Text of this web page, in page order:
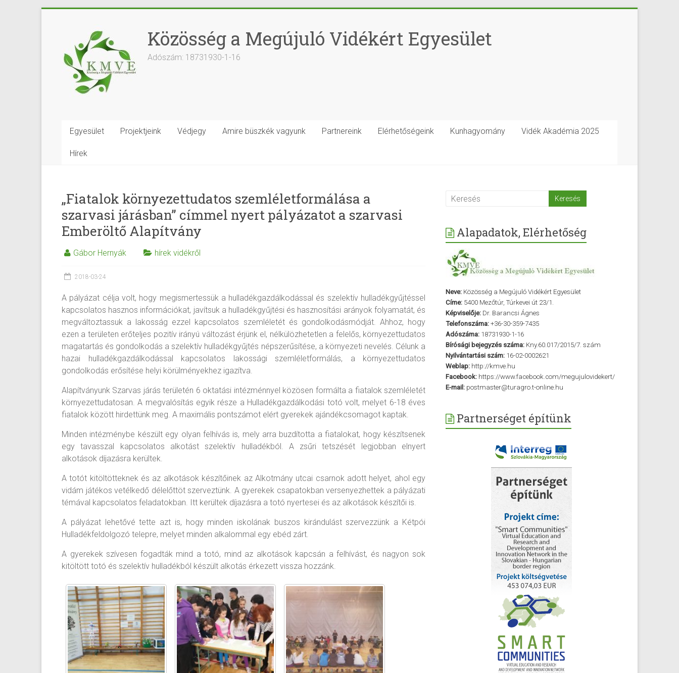
Közösség a Megújuló Vidékért Egyesület
Adószám: 18731930-1-16
Egyesület Projektjeink Védjegy Amire büszkék vagyunk Partnereink Elérhetőségeink Kunhagyomány Vidék Akadémia 2025
Hírek
„Fiatalok környezettudatos szemléletformálása a
szarvasi járásban” címmel nyert pályázatot a szarvasi
Emberöltő Alapítvány
Gábor Hernyák hírek vidékről
2018-03-24
A pályázat célja volt, hogy megismertessük a hulladékgazdálkodással és szelektív hulladékgyűjtéssel
kapcsolatos hasznos információkat, javítsuk a hulladékgyűjtési és hasznosítási arányok folyamatát, és
megváltoztassuk a lakosság ezzel kapcsolatos szemléletét és gondolkodásmódját. Ahhoz, hogy
ezen a területen erőteljes pozitív irányú változást érjünk el, nélkülözhetetlen a felelős, környezettudatos
magatartás és gondolkodás a szelektív hulladékgyűjtés népszerűsítése, a környezeti nevelés. Célunk a
hazai hulladékgazdálkodással kapcsolatos lakossági szemléletformálás, a környezettudatos
gondolkodás erősítése helyi körülményekhez igazítva.
Alapítványunk Szarvas járás területén 6 oktatási intézménnyel közösen formálta a fiatalok szemléletét
környezettudatosan. A megvalósítás egyik része a Hulladékgazdálkodási totó volt, melyet 6-18 éves
fiatalok között hirdettünk meg. A maximális pontszámot elért gyerekek ajándékcsomagot kaptak.
Minden intézménybe készült egy olyan felhívás is, mely arra buzdította a fiatalokat, hogy készítsenek
egy tavasszal kapcsolatos alkotást szelektív hulladékból. A zsűri tetszését legjobban elnyert
alkotások díjazásra kerültek.
A totót kitöltötteknek és az alkotások készítőinek az Alkotmány utcai csarnok adott helyet, ahol egy
vidám játékos vetélkedő délelőttöt szerveztünk. A gyerekek csapatokban versenyezhettek a pályázati
témával kapcsolatos feladatokban. Itt kerültek díjazásra a totó nyertesei és az alkotások készítői is.
A pályázat lehetővé tette azt is, hogy minden iskolának buszos kirándulást szervezzünk a Kétpói
Hulladékfeldolgozó telepre, melyet minden alkalommal egy ebéd zárt.
A gyerekek szívesen fogadták mind a totó, mind az alkotások kapcsán a felhívást, és nagyon sok
kitöltött totó és szelektív hulladékból készült alkotás érkezett vissza hozzánk.
Alapadatok, Elérhetőség
Neve: Közösség a Megújuló Vidékért Egyesület
Címe: 5400 Mezőtúr, Túrkevei út 23/1.
Képviselője: Dr. Barancsi Ágnes
Telefonszáma: +36-30-359-7435
Adószáma: 18731930-1-16
Bírósági bejegyzés száma: Kny.60.017/2015/7. szám
Nyilvántartási szám: 16-02-0002621
Weblap: http://kmve.hu
Facebook: https://www.facebook.com/megujulovidekert/
E-mail: postmaster@turagro.t-online.hu
Partnerséget építünk